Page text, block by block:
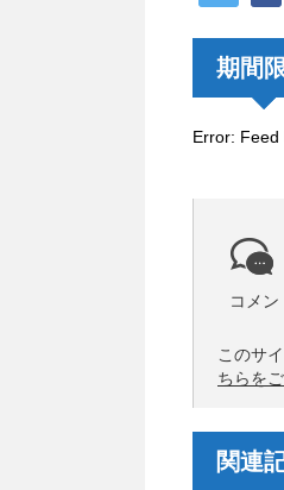
期間
Error:
コメ
このサ
ちらを
関連